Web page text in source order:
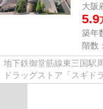
大阪
5.9
築年
階数
地下鉄御堂筋線東三国駅
ドラッグストア「スギド